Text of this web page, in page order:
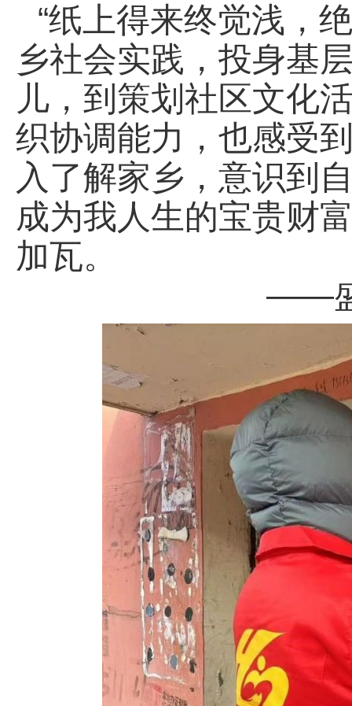
“纸上得来终觉浅，
乡社会实践，投身基
儿，到策划社区文化
织协调能力，也感受
入了解家乡，意识到
成为我人生的宝贵财
加瓦。
——